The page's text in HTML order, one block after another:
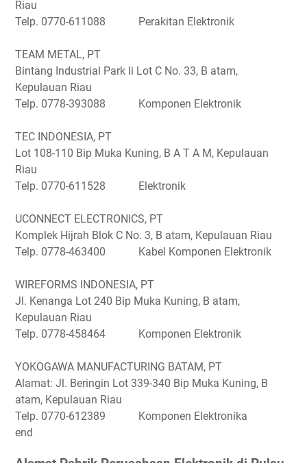
Riau
Telp. 0770-611088 Perakitan Elektronik
TEAM METAL, PT
Bintang Industrial Park Ii Lot C No. 33, B atam,
Kepulauan Riau
Telp. 0778-393088 Komponen Elektronik
TEC INDONESIA, PT
Lot 108-110 Bip Muka Kuning, B A T A M, Kepulauan
Riau
Telp. 0770-611528 Elektronik
UCONNECT ELECTRONICS, PT
Komplek Hijrah Blok C No. 3, B atam, Kepulauan Riau
Telp. 0778-463400 Kabel Komponen Elektronik
WIREFORMS INDONESIA, PT
Jl. Kenanga Lot 240 Bip Muka Kuning, B atam,
Kepulauan Riau
Telp. 0778-458464 Komponen Elektronik
YOKOGAWA MANUFACTURING BATAM, PT
Alamat: Jl. Beringin Lot 339-340 Bip Muka Kuning, B
atam, Kepulauan Riau
Telp. 0770-612389 Komponen Elektronika
end